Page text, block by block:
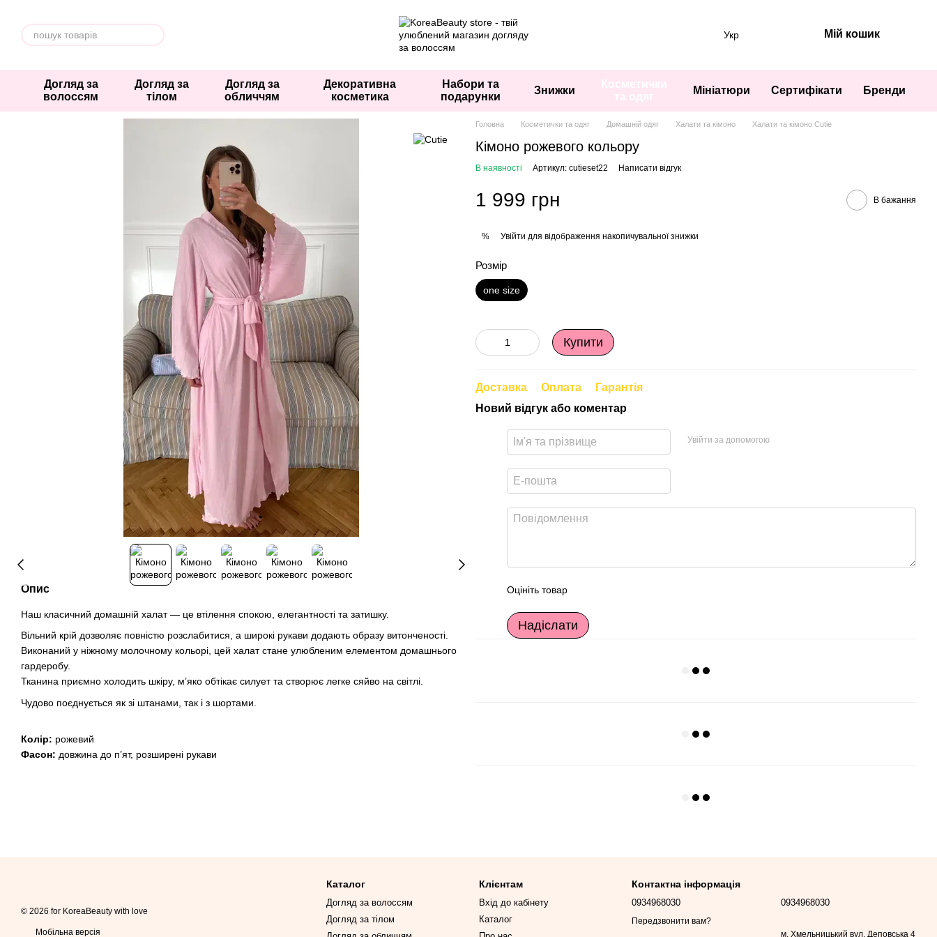
Укр Мій кошик
Догляд за
волоссям
Догляд за
тілом
Догляд за
обличчям
Декоративна
косметика
Набори та
подарунки
Знижки Мініатюри Сертифікати Бренди
Опис
Наш класичний домашній халат — це втілення спокою, елегантності та затишку.
Вільний крій дозволяє повністю розслабитися, а широкі рукави додають образу витонченості.
Виконаний у ніжному молочному кольорі, цей халат стане улюбленим елементом домашнього
гардеробу.
Тканина приємно холодить шкіру, м’яко обтікає силует та створює легке сяйво на світлі.
Чудово поєднується як зі штанами, так і з шортами.
Колір: рожевий
Фасон: довжина до п’ят, розширені рукави
Головна Косметички та одяг Домашній одяг Халати та кімоно Халати та кімоно Cutie
Кімоно рожевого кольору
В наявності Артикул: cutieset22 Написати відгук
1 999 грн В бажання
% Увійти для відображення накопичувальної знижки
Розмір
one size
Купити
Доставка Оплата
Гарантія
Новий відгук або коментар
Увійти за допомогою
Оцініть товар
Надіслати
© 2026 for KoreaBeauty with love
Мобільна версія
Каталог
Догляд за волоссям
Догляд за тілом
Клієнтам
Вхід до кабінету
Каталог
Контактна інформація
0934968030
Передзвонити вам?
0934968030
м. Хмельницький вул. Деповська 4